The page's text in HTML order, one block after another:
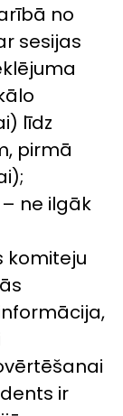
no
sesijas
līdz
pirmā
ne ilgāk
komiteju
ir